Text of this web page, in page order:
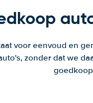
voor eenvoud en
zonder dat we